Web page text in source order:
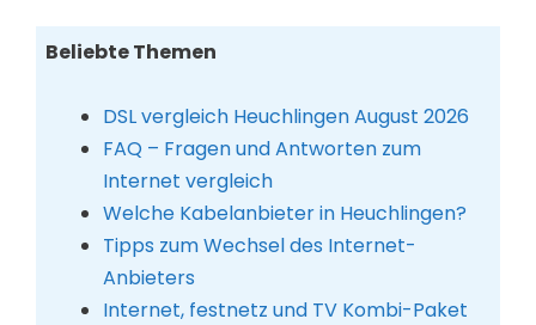
Beliebte Themen
DSL vergleich Heuchlingen August 2026
FAQ – Fragen und Antworten zum
Internet vergleich
Welche Kabelanbieter in Heuchlingen?
Tipps zum Wechsel des Internet-
Anbieters
Internet, festnetz und TV Kombi-Paket